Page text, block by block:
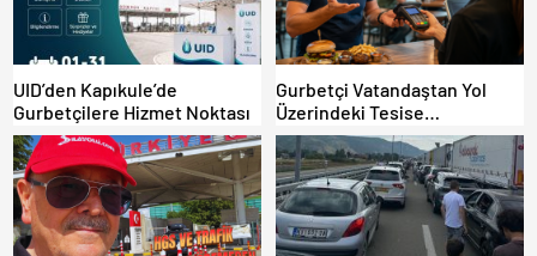
UID’den Kapıkule’de
Gurbetçilere Hizmet Noktası
Gurbetçi Vatandaştan Yol
Üzerindeki Tesise
Dolandırıcılık İddiası:
“Hesabınızı Mutlaka Kontrol
Edin”